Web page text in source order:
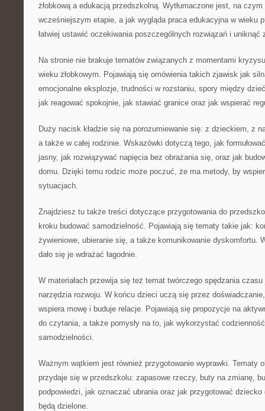
żłobkową a edukacją przedszkolną. Wytłumaczone jest, na
wcześniejszym etapie, a jak wygląda praca edukacyjna w wieku
łatwiej ustawić oczekiwania poszczególnych rozwiązań i uniknąć
Na stronie nie brakuje tematów związanych z momentami
wieku żłobkowym. Pojawiają się omówienia takich zjawisk jak
emocjonalne eksplozje, trudności w rozstaniu, spory między
jak reagować spokojnie, jak stawiać granice oraz jak wspierać
Duży nacisk kładzie się na porozumiewanie się: z dzieckiem, z
a także w całej rodzinie. Wskazówki dotyczą tego, jak
jasny, jak rozwiązywać napięcia bez obrażania się, oraz jak
domu. Dzięki temu rodzic może poczuć, że ma metody, by
sytuacjach.
Znajdziesz tu także treści dotyczące przygotowania do
kroku budować samodzielność. Pojawiają się tematy takie jak:
żywieniowe, ubieranie się, a także komunikowanie dyskomfortu.
dało się je wdrażać łagodnie.
W materiałach przewija się też temat twórczego spędzania
narzędzia rozwoju. W końcu dzieci uczą się przez
wspiera mowę i buduje relacje. Pojawiają się propozycje na
do czytania, a także pomysły na to, jak wykorzystać
samodzielności.
Ważnym wątkiem jest również przygotowanie wyprawki. Tematy
przydaje się w przedszkolu: zapasowe rzeczy, buty na zmianę,
podpowiedzi, jak oznaczać ubrania oraz jak przygotować
będą dzielone.